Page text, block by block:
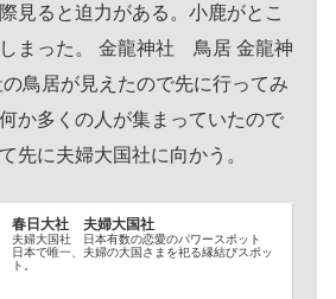
見ると迫力がある。小鹿がとこ
まった。 金龍神社 鳥居 金龍神
鳥居が見えたので先に行ってみ
か多くの人が集まっていたので
先に夫婦大国社に向かう。
春日大社 夫婦大国社
夫婦大国社 日本有数の恋愛のパワースポット
日本で唯一、夫婦の大国さまを祀る縁結びスポッ
ト。